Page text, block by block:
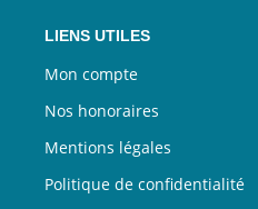
LIENS UTILES
Mon compte
Nos honoraires
Mentions légales
Politique de confidentialité